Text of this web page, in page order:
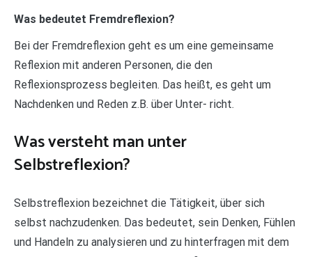
Was bedeutet Fremdreflexion?
Bei der Fremdreflexion geht es um eine gemeinsame
Reflexion mit anderen Personen, die den
Reflexionsprozess begleiten. Das heißt, es geht um
Nachdenken und Reden z.B. über Unter- richt.
Was versteht man unter
Selbstreflexion?
Selbstreflexion bezeichnet die Tätigkeit, über sich
selbst nachzudenken. Das bedeutet, sein Denken, Fühlen
und Handeln zu analysieren und zu hinterfragen mit dem